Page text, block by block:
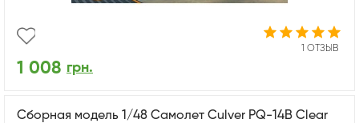
1 ОТЗЫВ
1 008 грн.
Сборная модель 1/48 Самолет Culver PQ-14B Clear